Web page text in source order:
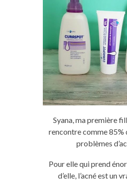
Syana, ma première
rencontre comme85%
problèmes
Pour elle qui prend
d’elle, l’acné est un